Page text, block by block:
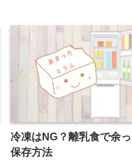
冷凍はNG？離乳食で余
保存方法